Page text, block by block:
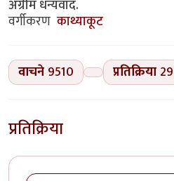
अग्रीम धन्यवाद.
वर्गीकरण काथ्याकूट
वाचने 9510 प्रतिक्रिया 29
प्रतिक्रिया